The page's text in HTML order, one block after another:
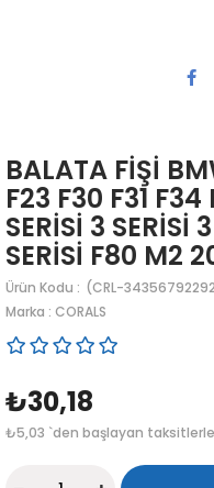
BALATA FİŞİ
F23 F30 F31 F34
SERİSİ 3 SERİSİ
SERİSİ F80 M2
(CRL-
Marka : CORALS
₺30,18
₺5,03 `den başlayan taksitlerle